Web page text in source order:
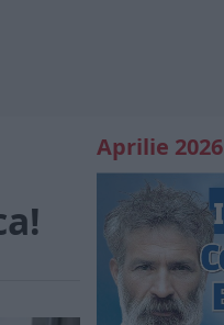
Aprilie 2026